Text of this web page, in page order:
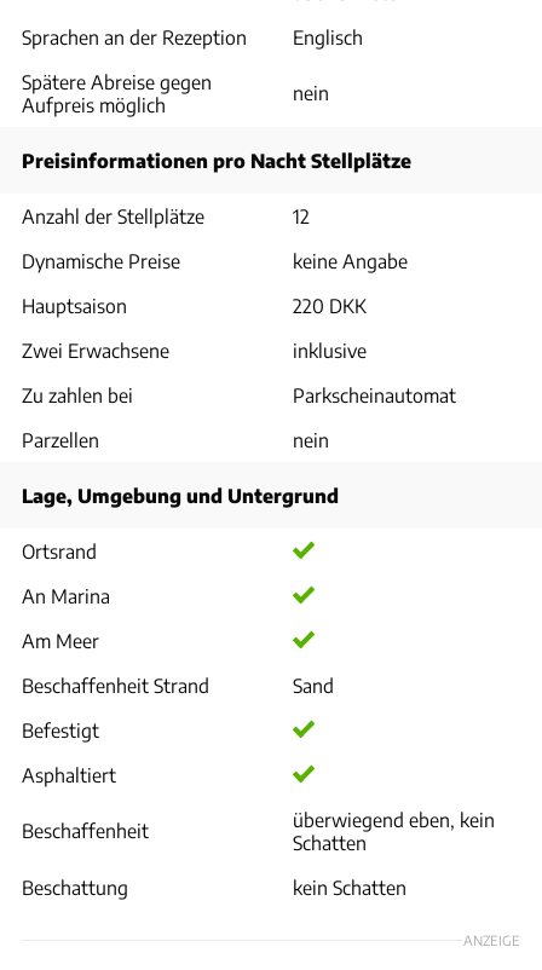
Sprachen an der Rezeption
Englisch
Spätere Abreise gegen
Aufpreis möglich
nein
Preisinformationen pro Nacht Stellplätze
Anzahl der Stellplätze
12
Dynamische Preise
keine Angabe
Hauptsaison
220 DKK
Zwei Erwachsene
inklusive
Zu zahlen bei
Parkscheinautomat
Parzellen
nein
Lage, Umgebung und Untergrund
Ortsrand
An Marina
Am Meer
Beschaffenheit Strand
Sand
Befestigt
Asphaltiert
Beschaffenheit
überwiegend eben, kein
Schatten
Beschattung
kein Schatten
ANZEIGE